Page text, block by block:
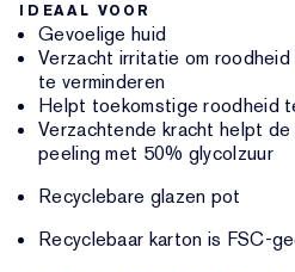
IDEAAL VOOR
Gevoelige huid
Verzacht irritatie om
te verminderen
Helpt toekomstige roodheid
Verzachtende kracht helpt
peeling met 50% glycolzuur
Recyclebare glazen pot
Recyclebaar karton is FSC-